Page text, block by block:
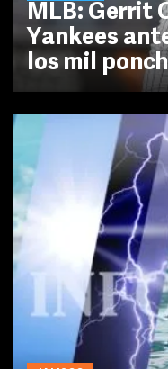
MLB: Gerrit
Yankees
los mil